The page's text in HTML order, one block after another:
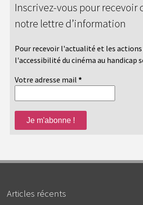
Inscrivez-vous pour recevoir
notre lettre d’information
Pour recevoir l'actualité et les
l'accessibilité du cinéma au handicap
Votre adresse mail *
Articles récents